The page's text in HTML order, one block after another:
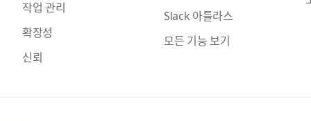
작업 관리
확장성
신뢰
Slack 아틀라스
모든 기능 보기